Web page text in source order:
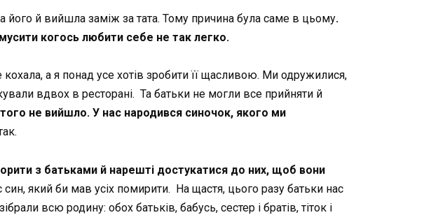
його й вийшла заміж за тата. Тому причина була саме в цьому.
когось любити себе не так легко.
а я понад усе хотів зробити її щасливою. Ми одружилися,
вдвох в ресторані. Та батьки не могли все прийняти й
не вийшло. У нас народився синочок, якого ми
з батьками й нарешті достукатися до них, щоб вони
син, який би мав усіх помирити. На щастя, цього разу батьки нас
всю родину: обох батьків, бабусь, сестер і братів, тіток і